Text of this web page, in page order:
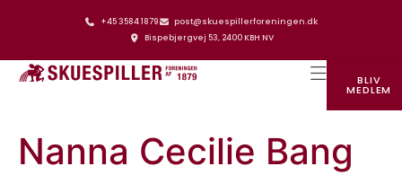
+45 3584 1879
post@skuespillerforeningen.dk
Bispebjergvej 53, 2400 KBH NV
BLIV
MEDLEM
Nanna Cecilie Bang